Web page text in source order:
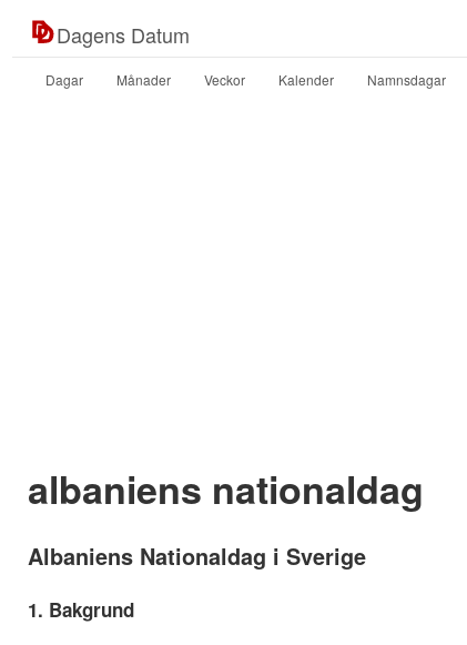
Dagens Datum
Dagar Månader Veckor Kalender Namnsdagar
albaniens nationaldag
Albaniens Nationaldag i Sverige
1. Bakgrund